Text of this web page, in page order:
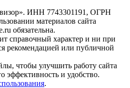
ИНН 7743301191, ОГРН
материалов сайта
обязательна.
справочный характер и ни при
рекомендацией или публичной
чтобы улучшить работу сайта
эффективность и удобство.
.